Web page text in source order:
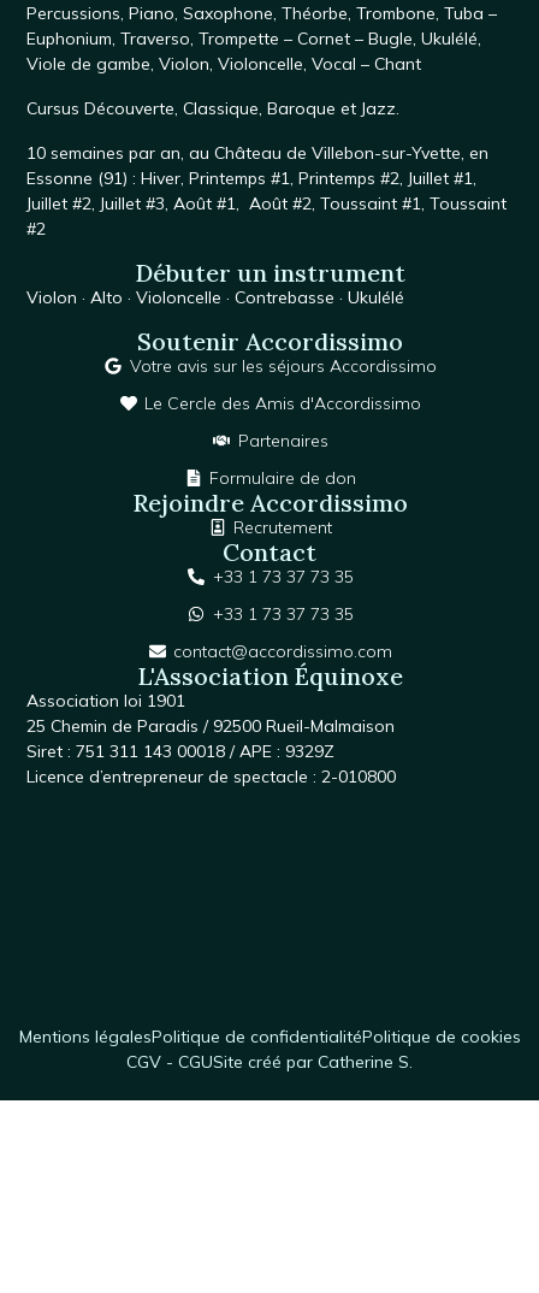
Percussions,Piano,Saxophone, Théorbe,Trombone,Tuba –
Euphonium,Traverso,Trompette – Cornet – Bugle,Ukulélé,
Viole de gambe,Violon,Violoncelle,Vocal – Chant
CursusDécouverte,Classique,Baroque et Jazz.
10 semaines par an, auChâteau de Villebon-sur-Yvette, en
Essonne (91) :Hiver,Printemps #1,Printemps #2, Juillet #1,
Juillet #2, Juillet #3,Août #1,Août #2,Toussaint #1,Toussaint
#2
Débuter un instrument
Violon ·Alto ·Violoncelle ·Contrebasse ·Ukulélé
Soutenir Accordissimo
Votre avis sur les séjours Accordissimo
Le Cercle des Amis d'Accordissimo
Partenaires
Formulaire de don
Rejoindre Accordissimo
Recrutement
Contact
+33 1 73 37 73 35
+33 1 73 37 73 35
contact@accordissimo.com
L'Association Équinoxe
Association loi 1901
25 Chemin de Paradis / 92500 Rueil-Malmaison
Siret : 751 311 143 00018 / APE : 9329Z
Licence d’entrepreneur de spectacle : 2-010800
Mentions légalesPolitique de confidentialitéPolitique de cookies
CGV - CGUSite créé par Catherine S.